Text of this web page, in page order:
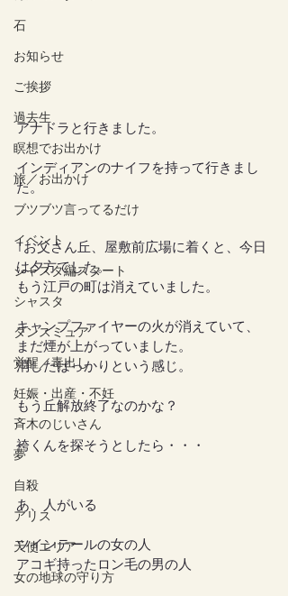
石
お知らせ
ご挨拶
過去生
瞑想でお出かけ
旅／お出かけ
ブツブツ言ってるだけ
イベント
シャスタ編スタート
シャスタ
ダンスミュア
覚醒／毒出し
妊娠・出産・不妊
斉木のじいさん
夢
自殺
アリス
天使エリア
女の地球の守り方
アナドラと行きました。
インディアンのナイフを持って行きまし
た。
Tお父さん丘、屋敷前広場に着くと、今日
は夕方でした。
もう江戸の町は消えていました。
キャンプファイヤーの火が消えていて、
まだ煙が上がっていました。
消したばっかりという感じ。
もう丘解放終了なのかな？
袴くんを探そうとしたら・・・
あ、人がいる
ツインテールの女の人
アコギ持ったロン毛の男の人